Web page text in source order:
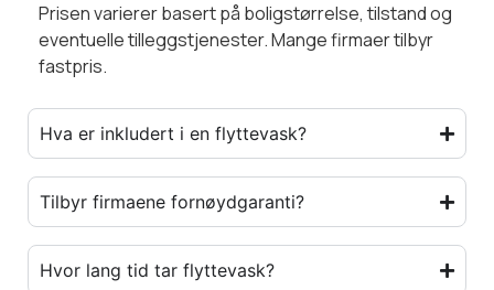
Prisen varierer basert på boligstørrelse, tilstand og
eventuelle tilleggstjenester. Mange firmaer tilbyr
fastpris.
Hva er inkludert i en flyttevask?
Tilbyr firmaene fornøydgaranti?
Hvor lang tid tar flyttevask?